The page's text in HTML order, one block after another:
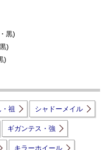
黒)
)
)
祖 シャドーメイル
ギガンテス・強
キラーホイール